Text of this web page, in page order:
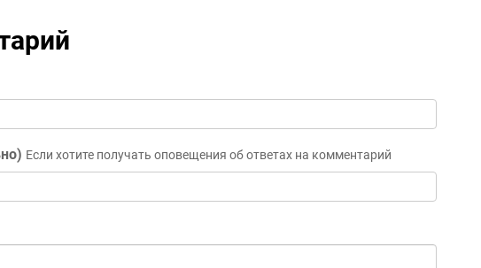
Если хотите получать оповещения об ответах на комментарий